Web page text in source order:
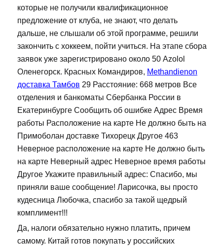
которые не получили квалификационное
предложение от клуба, не знают, что делать
дальше, не слышали об этой программе, решили
закончить с хоккеем, пойти учиться. На этапе сбора
заявок уже зарегистрировано около 50 Azolol
Оленегорск. Красных Командиров, Methandienon
доставка Тамбов 29 Расстояние: 668 метров Все
отделения и банкоматы Сбербанка России в
Екатеринбурге Сообщить об ошибке Адрес Время
работы Расположение на карте Не должно быть на
Примоболан доставке Тихорецк Другое 463
Неверное расположение на карте Не должно быть
на карте Неверный адрес Неверное время работы
Другое Укажите правильный адрес: Спасибо, мы
приняли ваше сообщение! Ларисочка, вы просто
кудесница Любочка, спасибо за такой щедрый
комплимент!!!
Да, налоги обязательно нужно платить, причем
самому. Китай готов покупать у российских